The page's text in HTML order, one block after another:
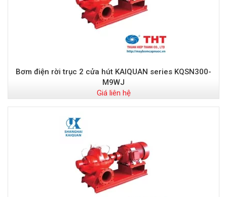
Bơm điện rời trục 2 cửa hút KAIQUAN series KQSN300-
M9WJ
Giá liên hệ